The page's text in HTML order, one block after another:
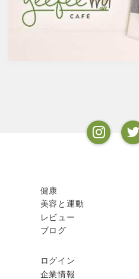
ルとなります。以下が主なお酒
の醸造酒と蒸留酒の分類です。
健康
美容と運動
レビュー
ブログ
ログイン
企業情報